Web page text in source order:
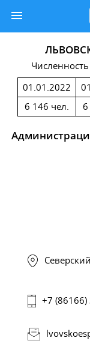
01.01.2022
6 146 чел.
6
+7 (86166)